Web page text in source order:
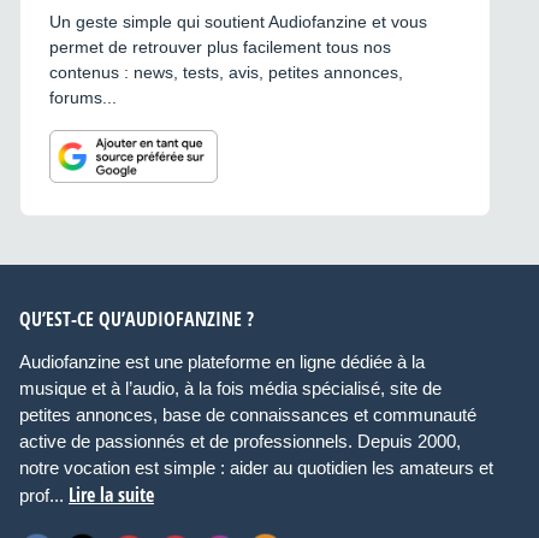
Un geste simple qui soutient Audiofanzine et vous
permet de retrouver plus facilement tous nos
contenus : news, tests, avis, petites annonces,
forums...
QU’EST-CE QU’AUDIOFANZINE ?
Audiofanzine est une plateforme en ligne dédiée à la
musique et à l’audio, à la fois média spécialisé, site de
petites annonces, base de connaissances et communauté
active de passionnés et de professionnels. Depuis 2000,
notre vocation est simple : aider au quotidien les amateurs et
prof... Lire la suite